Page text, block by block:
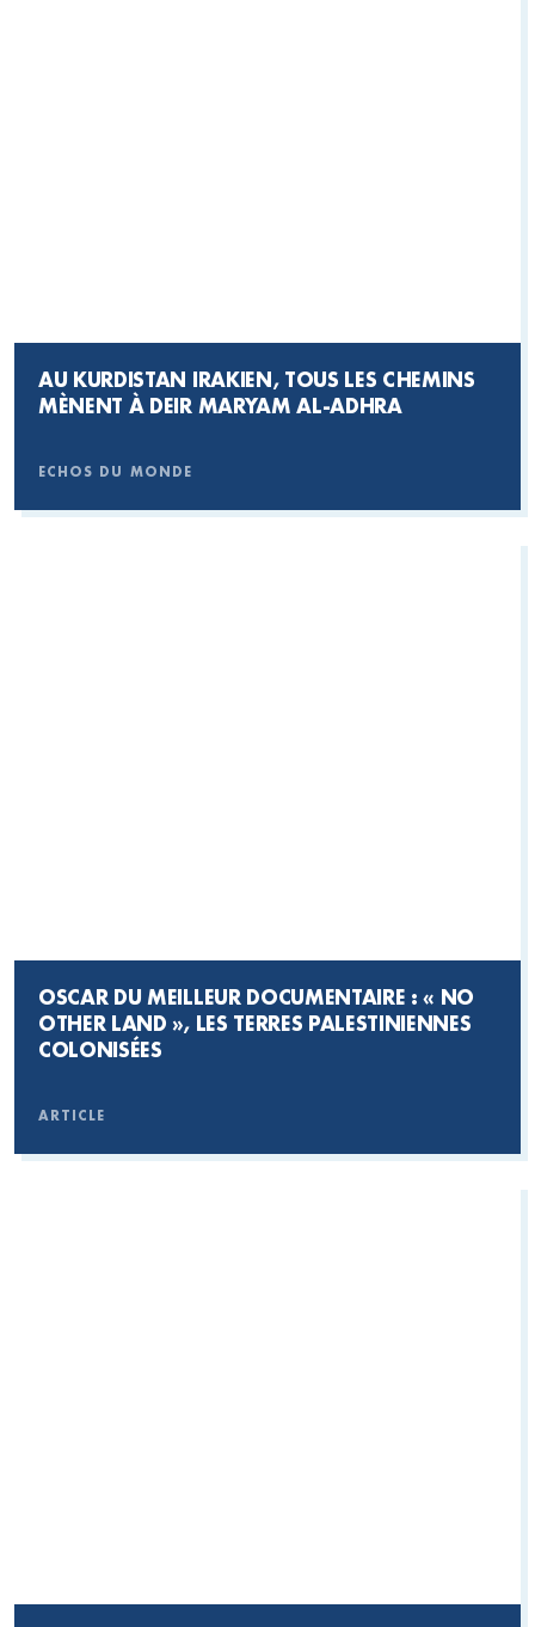
AU KURDISTAN IRAKIEN, TOUS LES CHEMINS
MÈNENT À DEIR MARYAM AL-ADHRA
ECHOS DU MONDE
OSCAR DU MEILLEUR DOCUMENTAIRE : « NO
OTHER LAND », LES TERRES PALESTINIENNES
COLONISÉES
ARTICLE